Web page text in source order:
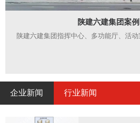
陕建六建集团案例
陕建六建集团指挥中心、多功能厅、活动
企业新闻 行业新闻